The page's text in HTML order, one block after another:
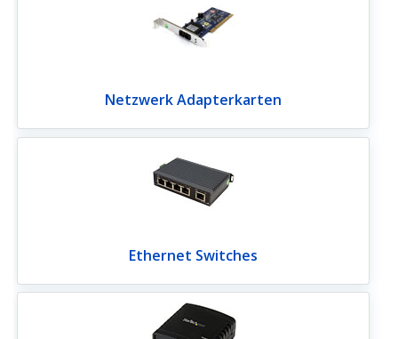
Netzwerk Adapterkarten
Ethernet Switches